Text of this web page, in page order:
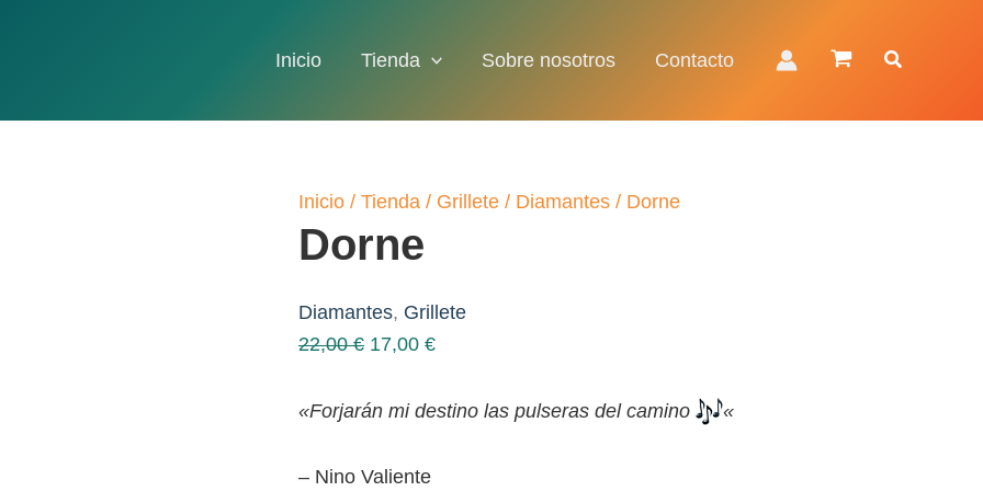
Inicio Tienda Sobre nosotros Contacto Buscar
Inicio / Tienda / Grillete / Diamantes / Dorne
Dorne
Diamantes, Grillete
22,00€ El
original
22,00 €.
17,00 €El
actual
«Forjarán mi destino las pulseras del camino «
– Nino Valiente